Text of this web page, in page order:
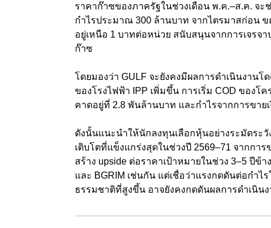
ราคาก๊าซของภาครัฐในช่วงเดือน พ.ค.–ส.ค. จะ
กำไรประมาณ 300 ล้านบาท จากไตรมาสก่อน ข
อยู่เหนือ 1 บาทต่อหน่วย สนับสนุนจากการเจร
ก๊าซ
โดยมองว่า GULF จะยังคงมีผลการดำเนินงาน
ของโรงไฟฟ้า IPP เพิ่มขึ้น การเริ่ม COD ของโ
คาดอยู่ที่ 2.8 พันล้านบาท และกำไรจากการขาย
ดังนั้นแนะนำให้นักลงทุนเลือกหุ้นอย่างระมัดระ
เติบโตที่แข็งแกร่งสุดในช่วงปี 2569–71 จากกา
สร้าง upside ต่อราคาเป้าหมายในช่วง 3–5 ปีข้
และ BGRIM เช่นกัน แต่เชื่อว่าแรงกดดันต่อกำไ
ธรรมชาติที่สูงขึ้น อาจยังคงกดดันผลการดำเนิน